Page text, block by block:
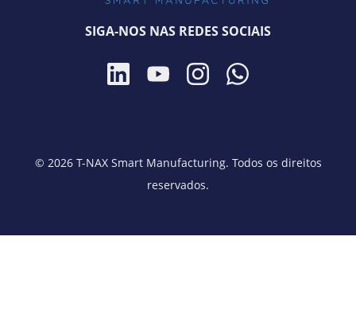
SIGA-NOS NAS REDES SOCIAIS
© 2026 T-NAX Smart Manufacturing. Todos os direitos
reservados.